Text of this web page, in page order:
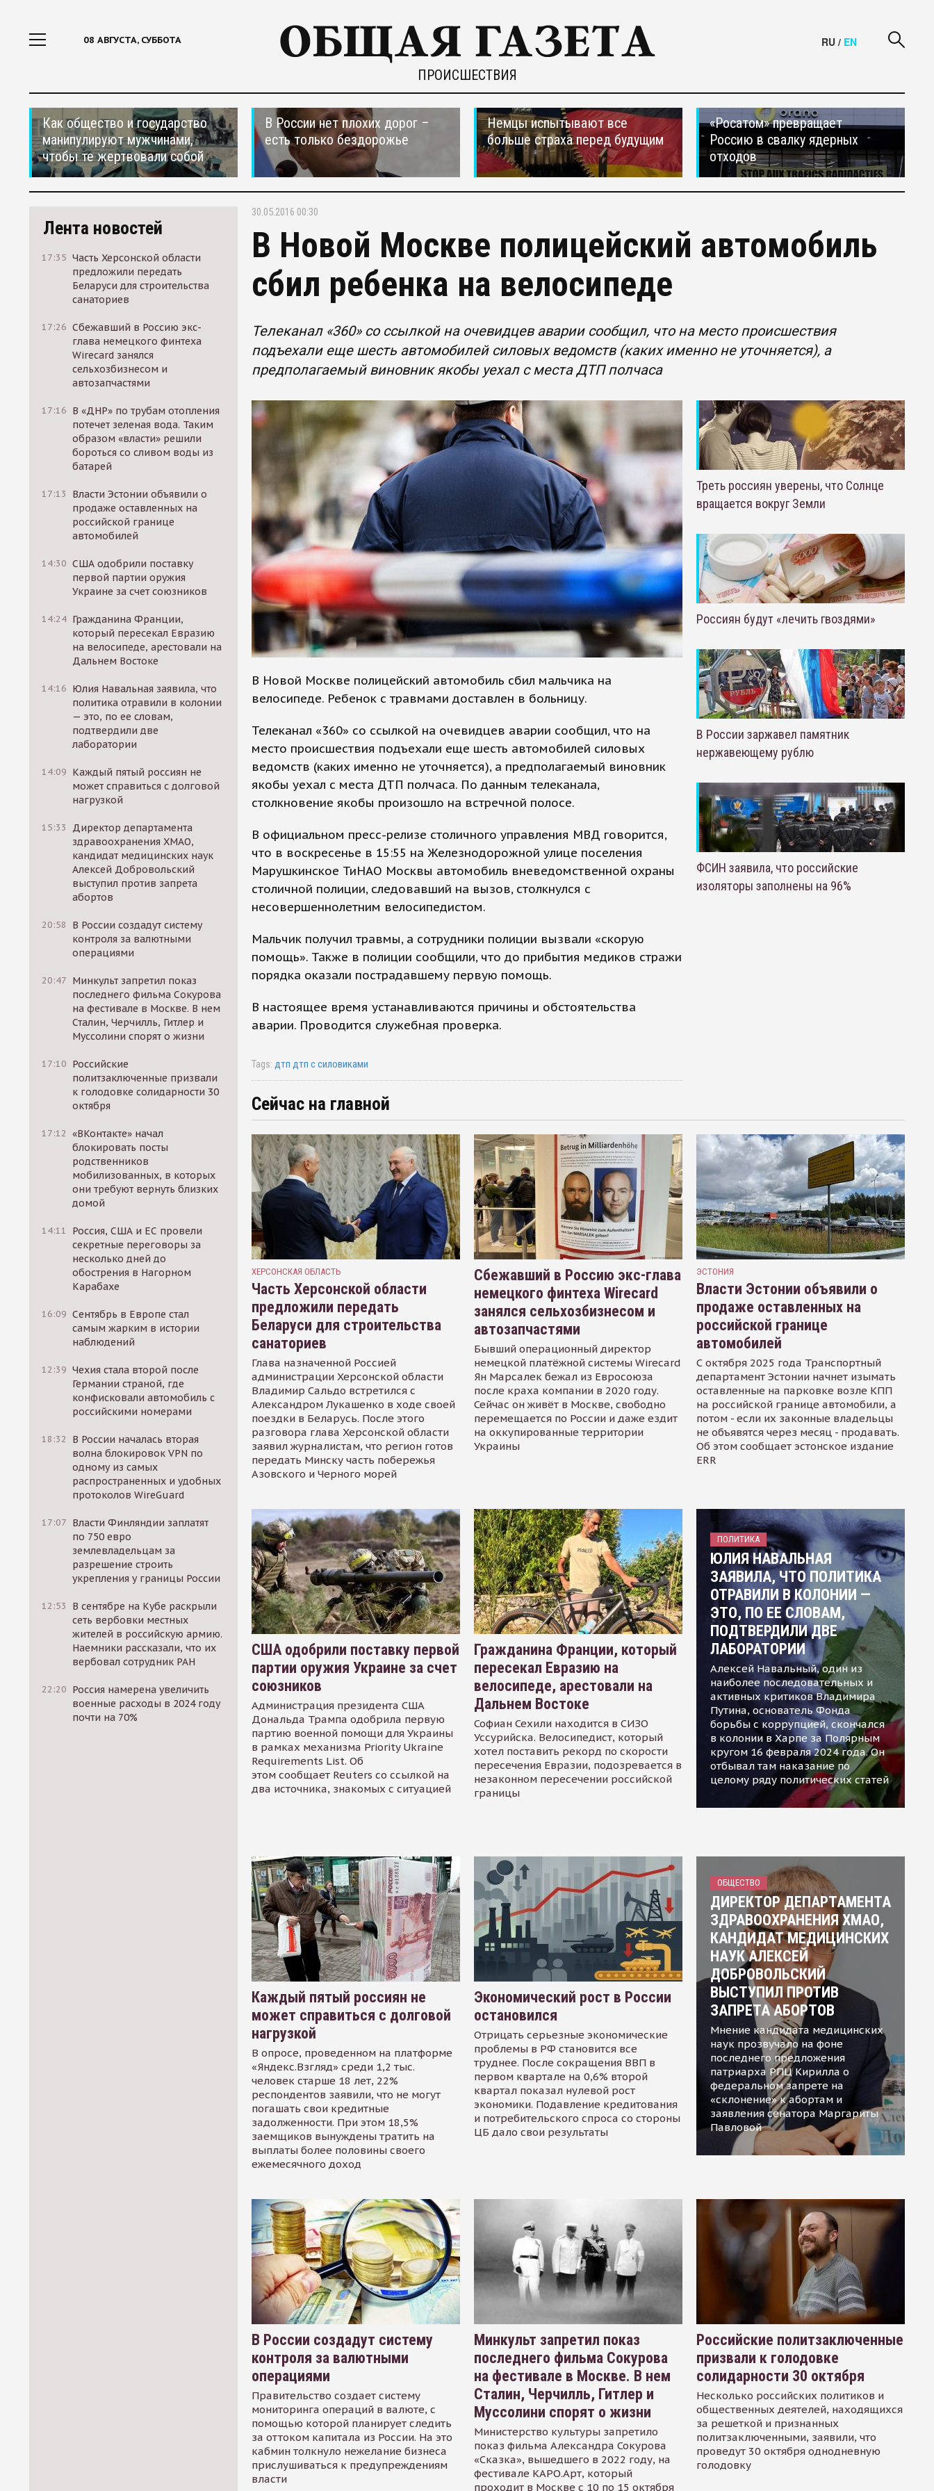
08 АВГУСТА, СУББОТА
ПРОИСШЕСТВИЯ
RU / EN
Как общество и государство
манипулируют мужчинами,
чтобы те жертвовали собой
В России нет плохих дорог –
есть только бездорожье
Немцы испытывают все
больше страха перед будущим
«Росатом» превращает
Россию в свалку ядерных
отходов
Лента новостей
17:35 Часть Херсонской области
предложили передать
Беларуси для строительства
санаториев
17:26 Сбежавший в Россию экс-
глава немецкого финтеха
Wirecard занялся
сельхозбизнесом и
автозапчастями
17:16 В «ДНР» по трубам отопления
потечет зеленая вода. Таким
образом «власти» решили
бороться со сливом воды из
батарей
17:13
Власти Эстонии объявили о
продаже оставленных на
российской границе
автомобилей
14:30 США одобрили поставку
первой партии оружия
Украине за счет союзников
14:24 Гражданина Франции,
который пересекал Евразию
на велосипеде, арестовали на
Дальнем Востоке
14:16 Юлия Навальная заявила, что
политика отравили в колонии
— это, по ее словам,
подтвердили две
лаборатории
14:09 Каждый пятый россиян не
может справиться с долговой
нагрузкой
15:33
Директор департамента
здравоохранения ХМАО,
кандидат медицинских наук
Алексей Добровольский
выступил против запрета
абортов
20:58
В России создадут систему
контроля за валютными
операциями
20:47 Минкульт запретил показ
последнего фильма Сокурова
на фестивале в Москве. В нем
Сталин, Черчилль, Гитлер и
Муссолини спорят о жизни
17:10 Российские
политзаключенные призвали
к голодовке солидарности 30
октября
17:12 «ВКонтакте» начал
блокировать посты
родственников
мобилизованных, в которых
они требуют вернуть близких
домой
14:11
Россия, США и ЕС провели
секретные переговоры за
несколько дней до
обострения в Нагорном
Карабахе
16:09 Сентябрь в Европе стал
самым жарким в истории
наблюдений
12:39 Чехия стала второй после
Германии страной, где
конфисковали автомобиль с
российскими номерами
18:32
В России началась вторая
волна блокировок VPN по
одному из самых
распространенных и удобных
протоколов WireGuard
17:07 Власти Финляндии заплатят
по 750 евро
землевладельцам за
разрешение строить
укрепления у границы России
12:53
В сентябре на Кубе раскрыли
сеть вербовки местных
жителей в российскую армию.
Наемники рассказали, что их
вербовал сотрудник РАН
22:20 Россия намерена увеличить
военные расходы в 2024 году
почти на 70%
30.05.2016 00:30
В Новой Москве полицейский автомобиль
сбил ребенка на велосипеде
Телеканал «360» со ссылкой на очевидцев аварии сообщил, что на место происшествия
подъехали еще шесть автомобилей силовых ведомств (каких именно не уточняется), а
предполагаемый виновник якобы уехал с места ДТП полчаса
В Новой Москве полицейский автомобиль сбил мальчика на
велосипеде. Ребенок с травмами доставлен в больницу.
Телеканал «360» со ссылкой на очевидцев аварии сообщил, что на
место происшествия подъехали еще шесть автомобилей силовых
ведомств (каких именно не уточняется), а предполагаемый виновник
якобы уехал с места ДТП полчаса. По данным телеканала,
столкновение якобы произошло на встречной полосе.
В официальном пресс-релизе столичного управления МВД говорится,
что в воскресенье в 15:55 на Железнодорожной улице поселения
Марушкинское ТиНАО Москвы автомобиль вневедомственной охраны
столичной полиции, следовавший на вызов, столкнулся с
несовершеннолетним велосипедистом.
Мальчик получил травмы, а сотрудники полиции вызвали «скорую
помощь». Также в полиции сообщили, что до прибытия медиков стражи
порядка оказали пострадавшему первую помощь.
В настоящее время устанавливаются причины и обстоятельства
аварии. Проводится служебная проверка.
Tags: дтп дтп с силовиками
Треть россиян уверены, что Солнце
вращается вокруг Земли
Россиян будут «лечить гвоздями»
В России заржавел памятник
нержавеющему рублю
ФСИН заявила, что российские
изоляторы заполнены на 96%
Сейчас на главной
ХЕРСОНСКАЯ ОБЛАСТЬ
Часть Херсонской области
предложили передать
Беларуси для строительства
санаториев
Глава назначенной Россией
администрации Херсонской области
Владимир Сальдо встретился с
Александром Лукашенко в ходе своей
поездки в Беларусь. После этого
разговора глава Херсонской области
заявил журналистам, что регион готов
передать Минску часть побережья
Азовского и Черного морей
Сбежавший в Россию экс-глава
немецкого финтеха Wirecard
занялся сельхозбизнесом и
автозапчастями
Бывший операционный директор
немецкой платёжной системы Wirecard
Ян Марсалек бежал из Евросоюза
после краха компании в 2020 году.
Сейчас он живёт в Москве, свободно
перемещается по России и даже ездит
на оккупированные территории
Украины
ЭСТОНИЯ
Власти Эстонии объявили о
продаже оставленных на
российской границе
автомобилей
С октября 2025 года Транспортный
департамент Эстонии начнет изымать
оставленные на парковке возле КПП
на российской границе автомобили, а
потом - если их законные владельцы
не объявятся через месяц - продавать.
Об этом сообщает эстонское издание
ERR
США одобрили поставку первой
партии оружия Украине за счет
союзников
Администрация президента США
Дональда Трампа одобрила первую
партию военной помощи для Украины
в рамках механизма Priority Ukraine
Requirements List. Об
этом сообщает Reuters со ссылкой на
два источника, знакомых с ситуацией
Гражданина Франции, который
пересекал Евразию на
велосипеде, арестовали на
Дальнем Востоке
Софиан Сехили находится в СИЗО
Уссурийска. Велосипедист, который
хотел поставить рекорд по скорости
пересечения Евразии, подозревается в
незаконном пересечении российской
границы
ПОЛИТИКА
ЮЛИЯ НАВАЛЬНАЯ
ЗАЯВИЛА, ЧТО ПОЛИТИКА
ОТРАВИЛИ В КОЛОНИИ —
ЭТО, ПО ЕЕ СЛОВАМ,
ПОДТВЕРДИЛИ ДВЕ
ЛАБОРАТОРИИ
Алексей Навальный, один из
наиболее последовательных и
активных критиков Владимира
Путина, основатель Фонда
борьбы с коррупцией, скончался
в колонии в Харпе за Полярным
кругом 16 февраля 2024 года. Он
отбывал там наказание по
целому ряду политических статей
Каждый пятый россиян не
может справиться с долговой
нагрузкой
В опросе, проведенном на платформе
«Яндекс.Взгляд» среди 1,2 тыс.
человек старше 18 лет, 22%
респондентов заявили, что не могут
погашать свои кредитные
задолженности. При этом 18,5%
заемщиков вынуждены тратить на
выплаты более половины своего
ежемесячного доход
Экономический рост в России
остановился
Отрицать серьезные экономические
проблемы в РФ становится все
труднее. После сокращения ВВП в
первом квартале на 0,6% второй
квартал показал нулевой рост
экономики. Подавление кредитования
и потребительского спроса со стороны
ЦБ дало свои результаты
ОБЩЕСТВО
ДИРЕКТОР ДЕПАРТАМЕНТА
ЗДРАВООХРАНЕНИЯ ХМАО,
КАНДИДАТ МЕДИЦИНСКИХ
НАУК АЛЕКСЕЙ
ДОБРОВОЛЬСКИЙ
ВЫСТУПИЛ ПРОТИВ
ЗАПРЕТА АБОРТОВ
Мнение кандидата медицинских
наук прозвучало на фоне
последнего предложения
патриарха РПЦ Кирилла о
федеральном запрете на
«склонение» к абортам и
заявления сенатора Маргариты
Павловой
В России создадут систему
контроля за валютными
операциями
Правительство создает систему
мониторинга операций в валюте, с
помощью которой планирует следить
за оттоком капитала из России. На это
кабмин толкнуло нежелание бизнеса
прислушиваться к предупреждениям
власти
Минкульт запретил показ
последнего фильма Сокурова
на фестивале в Москве. В нем
Сталин, Черчилль, Гитлер и
Муссолини спорят о жизни
Министерство культуры запретило
показ фильма Александра Сокурова
«Сказка», вышедшего в 2022 году, на
фестивале КАРО.Арт, который
проходит в Москве с 10 по 15 октября
Российские политзаключенные
призвали к голодовке
солидарности 30 октября
Несколько российских политиков и
общественных деятелей, находящихся
за решеткой и признанных
политзаключенными, заявили, что
проведут 30 октября однодневную
голодовку